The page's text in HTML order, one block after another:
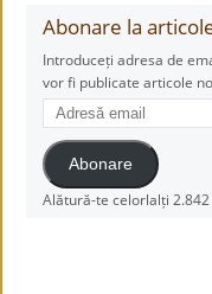
Abonare la
Introduceți adresa de
vor fi publicate articole
Adresă
email
Abonare
Alătură-te celorlalți